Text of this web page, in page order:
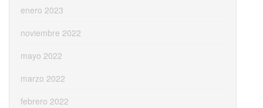
enero 2023
noviembre 2022
mayo 2022
marzo 2022
febrero 2022